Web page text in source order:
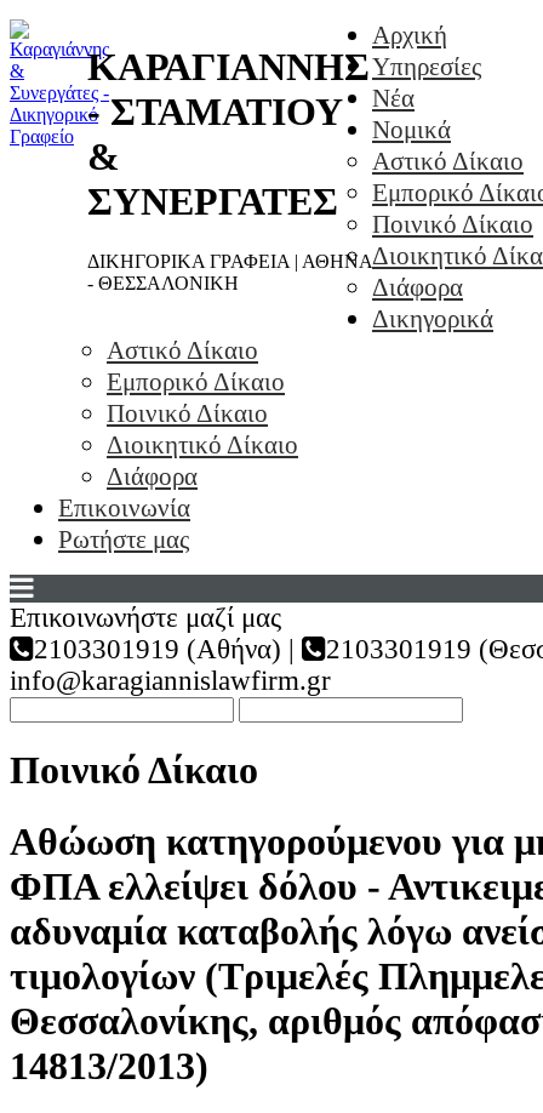
ΚΑΡΑΓΙΑΝΝΗΣ
- ΣΤΑΜΑΤΙΟΥ
&
ΣΥΝΕΡΓΑΤΕΣ
ΔΙΚΗΓΟΡΙΚΑ ΓΡΑΦΕΙΑ | ΑΘΗΝΑ
- ΘΕΣΣΑΛΟΝΙΚΗ
Αρχική
Υπηρεσίες
Νέα
Νομικά
Αστικό Δίκαιο
Εμπορικό
Ποινικό Δίκαιο
Διοικητικό
Διάφορα
Δικηγορικά
Αστικό Δίκαιο
Εμπορικό Δίκαιο
Ποινικό Δίκαιο
Διοικητικό Δίκαιο
Διάφορα
Επικοινωνία
Ρωτήστε μας
Επικοινωνήστε μαζί μας
2103301919 (Αθήνα) |
2103301919
info@karagiannislawfirm.gr
Ποινικό Δίκαιο
Αθώωση κατηγορούμενου για
ΦΠΑ ελλείψει δόλου -
αδυναμία καταβολής λόγω
τιμολογίων (Τριμελές
Θεσσαλονίκης, αριθμός
14813/2013)